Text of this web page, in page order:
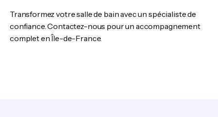
Transformez votre salle de bain avec un spécialiste de
confiance.Contactez-nous pour un accompagnement
complet en Île-de-France.